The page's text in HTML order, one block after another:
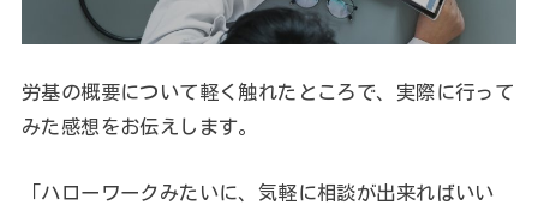
労基の概要について軽く触れたところで、実際に行って
みた感想をお伝えします。
「ハローワークみたいに、気軽に相談が出来ればいい